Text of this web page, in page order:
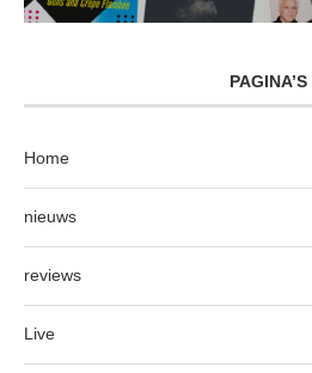
PAGINA’S
Home
nieuws
reviews
Live